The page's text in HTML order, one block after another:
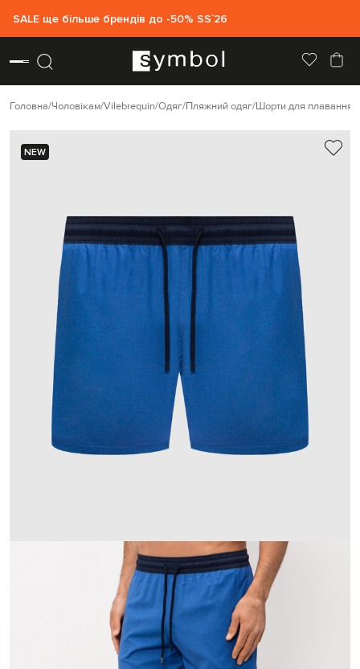
SALE ще більше брендів до -50% SS`26
Головна Чоловікам Vilebrequin Одяг Пляжний одяг Шорти для плавання
NEW